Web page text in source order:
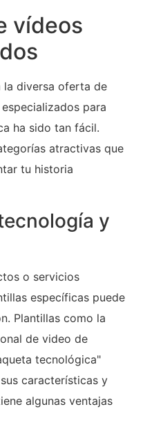
vídeos
la diversa oferta de
para
ha sido tan fácil.
atractivas que
tu historia
y
o servicios
específicas puede
Plantillas como la
de video de
tecnológica"
características y
algunas ventajas